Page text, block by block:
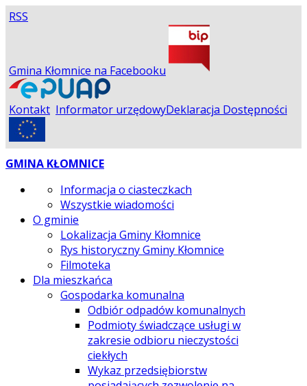
RSS
Gmina Kłomnice na Facebooku
Kontakt Informator urzędowyDeklaracja Dostępności
GMINA KŁOMNICE
Informacja o ciasteczkach
Wszystkie wiadomości
O gminie
Lokalizacja Gminy Kłomnice
Rys historyczny Gminy Kłomnice
Filmoteka
Dla mieszkańca
Gospodarka komunalna
Odbiór odpadów komunalnych
Podmioty świadczące usługi w
zakresie odbioru nieczystości
ciekłych
Wykaz przedsiębiorstw